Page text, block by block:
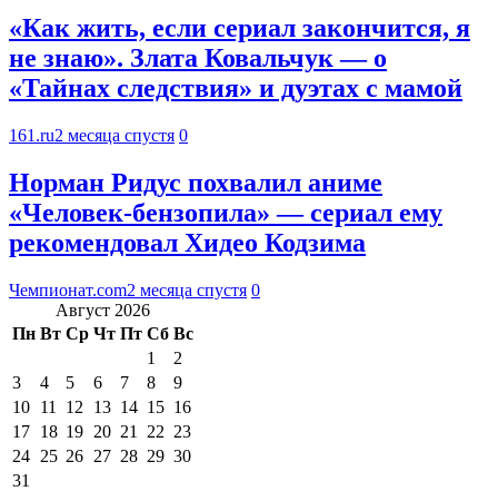
«Как жить, если сериал закончится, я
не знаю». Злата Ковальчук — о
«Тайнах следствия» и дуэтах с мамой
161.ru2 месяца спустя 0
Норман Ридус похвалил аниме
«Человек-бензопила» — сериал ему
рекомендовал Хидео Кодзима
Чемпионат.com2 месяца спустя 0
Август 2026
Пн Вт Ср Чт Пт Сб Вс
1
2
3
4 5 6 7 8
9
10 11 12 13 14 15 16
17 18 19 20 21 22 23
24 25 26 27 28 29 30
31